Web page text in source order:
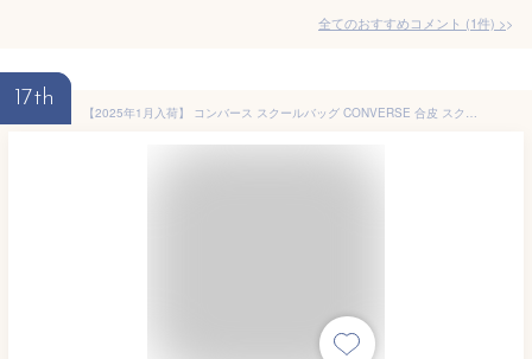
全てのおすすめコメント (1件) >
17th
【2025年1月入荷】 コンバース スクールバッグ CONVERSE 合皮 スクバ 女子高生 レディース おしゃれ キッズ 女の子 通学 中学生 高校生 女子 学校 スクール 学生鞄 通学かばん ブランド 学生 ジュニア A4 ボストン ロゴ ポーチ付き 人気 かわいい シンプル 合成皮革 20101